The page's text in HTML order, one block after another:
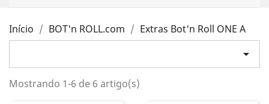
Início BOT'n ROLL.com Extras Bot'n Roll ONE A

Mostrando 1-6 de 6 artigo(s)